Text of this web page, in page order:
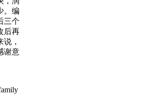
。编
三个
后再
，
谢意